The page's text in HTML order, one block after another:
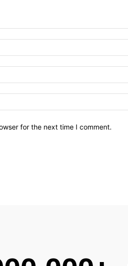
for the next time I comment.